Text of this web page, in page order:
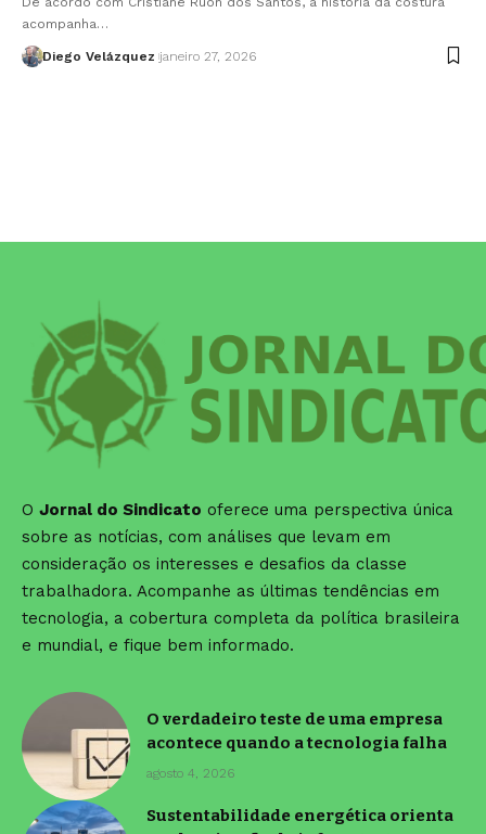
acompanha…
Diego Velázquez janeiro 27, 2026
O Jornal do Sindicato oferece uma perspectiva única
sobre as notícias, com análises que levam em
consideração os interesses e desafios da classe
trabalhadora. Acompanhe as últimas tendências em
tecnologia, a cobertura completa da política brasileira
e mundial, e fique bem informado.
O verdadeiro teste de uma empresa
acontece quando a tecnologia falha
agosto 4, 2026
Sustentabilidade energética orienta